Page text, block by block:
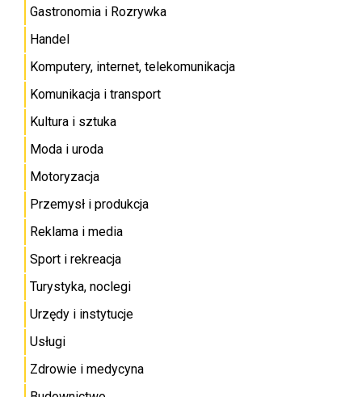
Gastronomia i Rozrywka
Handel
Komputery, internet, telekomunikacja
Komunikacja i transport
Kultura i sztuka
Moda i uroda
Motoryzacja
Przemysł i produkcja
Reklama i media
Sport i rekreacja
Turystyka, noclegi
Urzędy i instytucje
Usługi
Zdrowie i medycyna